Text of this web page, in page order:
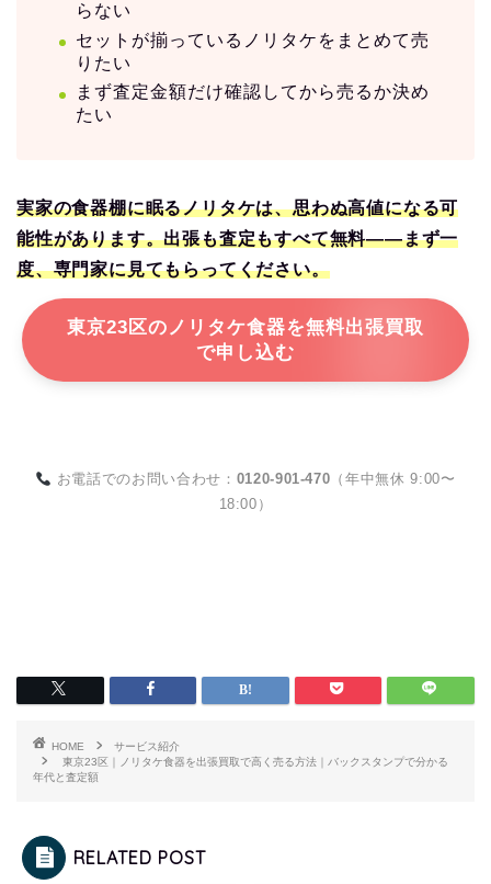
らない
セットが揃っているノリタケをまとめて売
りたい
まず査定金額だけ確認してから売るか決め
たい
実家の食器棚に眠るノリタケは、思わぬ高値になる可
能性があります。出張も査定もすべて無料——まず一
度、専門家に見てもらってください。
東京23区のノリタケ食器を無料出張買取
で申し込む
お電話でのお問い合わせ： 0120-901-470 （年中無休 9:00〜
18:00）
HOME
サービス紹介
東京23区｜ノリタケ食器を出張買取で高く売る方法｜バックスタンプで分かる
年代と査定額
RELATED POST